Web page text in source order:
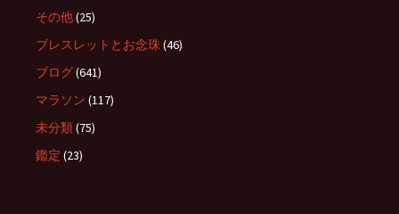
その他(25)
ブレスレットとお念珠(46)
ブログ(641)
マラソン (117)
未分類(75)
鑑定 (23)